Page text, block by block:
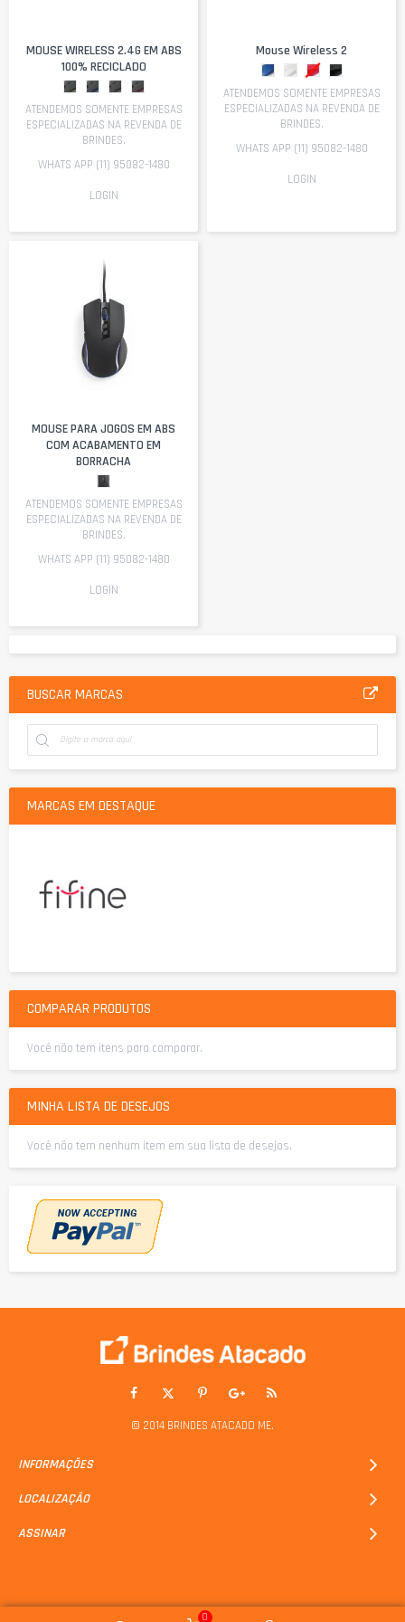
MOUSE WIRELESS 2.4G EM ABS
100% RECICLADO
ATENDEMOS SOMENTE EMPRESAS
ESPECIALIZADAS NA REVENDA DE
BRINDES.
WHATS APP (11) 95082-1480
LOGIN
Mouse Wireless 2
ATENDEMOS SOMENTE EMPRESAS
ESPECIALIZADAS NA REVENDA DE
BRINDES.
WHATS APP (11) 95082-1480
LOGIN
MOUSE PARA JOGOS EM ABS
COM ACABAMENTO EM
BORRACHA
ATENDEMOS SOMENTE EMPRESAS
ESPECIALIZADAS NA REVENDA DE
BRINDES.
WHATS APP (11) 95082-1480
LOGIN
BUSCAR MARCAS
MARCAS EM DESTAQUE
COMPARAR PRODUTOS
Você não tem itens para comparar.
MINHA LISTA DE DESEJOS
Você não tem nenhum item em sua lista de desejos.
© 2014 BRINDES ATACADO ME.
INFORMAÇÕES
LOCALIZAÇÃO
ASSINAR
0